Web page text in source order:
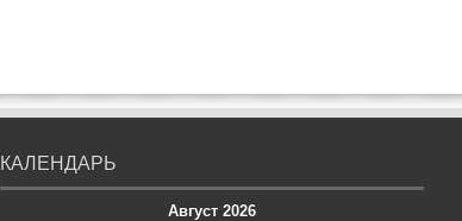
КАЛЕНДАРЬ
Август 2026